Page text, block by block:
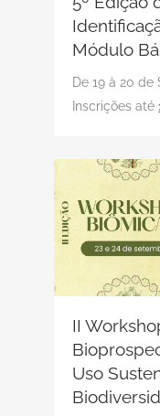
Módulo
De 19 à 20
Inscrições até
II
Uso